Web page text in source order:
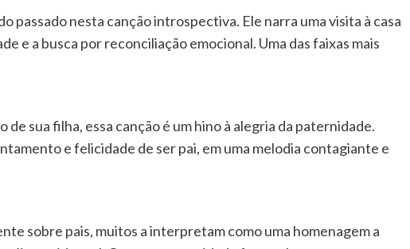
passado nesta canção introspectiva. Ele narra uma visita à casa
e a busca por reconciliação emocional. Uma das faixas mais
sua filha, essa canção é um hino à alegria da paternidade.
e felicidade de ser pai, em uma melodia contagiante e
sobre pais, muitos a interpretam como uma homenagem a